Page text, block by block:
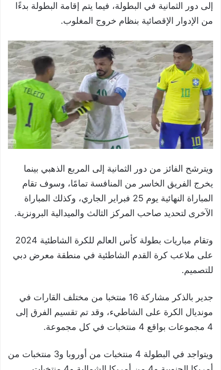
إلى دور الثمانية في البطولة، فيما يتم إقامة البطولة بدءًا
من الإدوار الإقصائية بنظام خروج المغلوب.
ويترشح الفائز من دور الثمانية إلى المربع الذهبي بينما
يخرج الفريق الخاسر من المنافسة تمامًا، وسوف تقام
المباراة النهائية يوم 25 فبراير الجاري، وكذلك المباراة
الآخرى لتحديد صاحب المركز الثالث والميدالية البرونزية.
وتقام مباريات بطولة كأس العالم للكرة الشاطئية 2024
على ملاعب كرة القدم الشاطئية في منطقة معرض دبي
للتصميم.
جدير بالذكر مشاركة 16 منتخبا من مختلف القارات في
مونديال الكرة على الشاطيء، وقد تم تقسيم الفرق إلى
4 مجموعات بواقع 4 منتخبات في كل مجموعة.
ويتواجد في البطولة 4 منتخبات من أوروبا و3 منتخبات من